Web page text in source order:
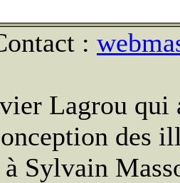
:
Lagrou qui
des
Sylvain